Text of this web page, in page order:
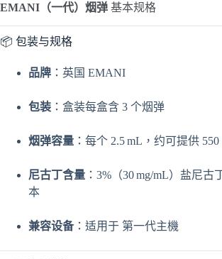
EMANI（一代）烟弹 基本规格
📦 包装与规格
品牌 ：英国 EMANI
包装 ：盒装每盒含 3 个烟弹
烟弹容量 ：每个 2.5 mL，约可提供 550
尼古丁含量 ：3%（30 mg/mL）盐尼
本
兼容设备：适用于 第一代主機